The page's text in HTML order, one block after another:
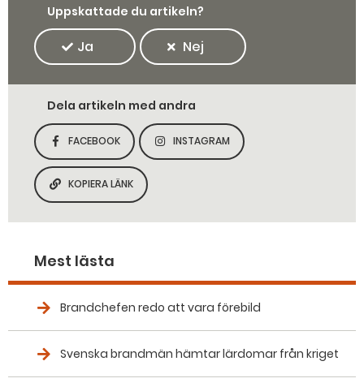
Uppskattade du artikeln?
Ja Nej
Dela artikeln med andra
DELA SIDAN PÅ
FACEBOOK
DELA SIDAN PÅ
INSTAGRAM
KOPIERA SIDANS LÄNK
KOPIERA LÄNK
Mest lästa
Brandchefen redo att vara förebild
Svenska brandmän hämtar lärdomar från kriget